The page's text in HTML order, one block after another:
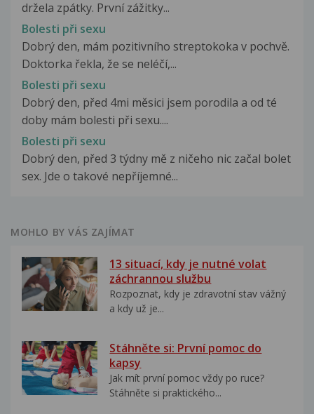
držela zpátky. První zážitky...
Bolesti při sexu
Dobrý den, mám pozitivního streptokoka v pochvě.
Doktorka řekla, že se neléčí,...
Bolesti při sexu
Dobrý den, před 4mi měsici jsem porodila a od té
doby mám bolesti při sexu....
Bolesti při sexu
Dobrý den, před 3 týdny mě z ničeho nic začal bolet
sex. Jde o takové nepříjemné...
MOHLO BY VÁS ZAJÍMAT
13 situací, kdy je nutné volat
záchrannou službu
Rozpoznat, kdy je zdravotní stav vážný
a kdy už je...
Stáhněte si: První pomoc do
kapsy
Jak mít první pomoc vždy po ruce?
Stáhněte si praktického...